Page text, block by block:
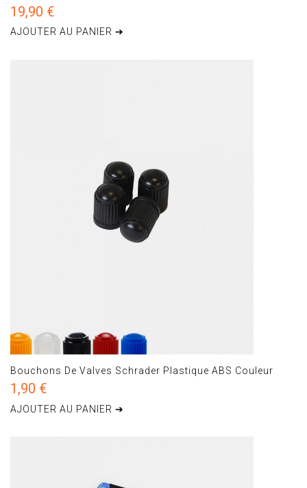
19,90 €
AJOUTER AU PANIER ➔
Bouchons De Valves Schrader Plastique ABS Couleur
1,90 €
AJOUTER AU PANIER ➔